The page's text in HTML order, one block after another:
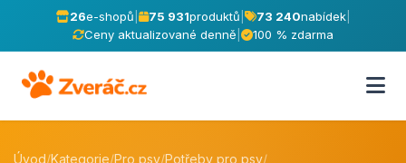
26e-shopů 75 931produktů 73 240nabídek|
Ceny aktualizované denně
100 % zdarma
Úvod/Kategorie/Pro psy/Potřeby pro psy/